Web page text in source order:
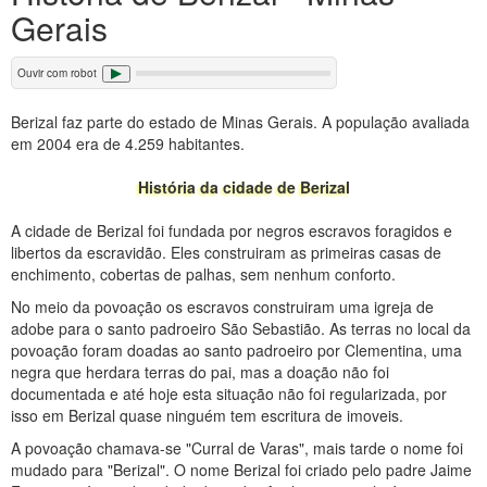
Gerais
Ouvir com robot
Berizal faz parte do estado de Minas Gerais. A população avaliada
em 2004 era de 4.259 habitantes.
História da cidade de Berizal
A cidade de Berizal foi fundada por negros escravos foragidos e
libertos da escravidão. Eles construiram as primeiras casas de
enchimento, cobertas de palhas, sem nenhum conforto.
No meio da povoação os escravos construiram uma igreja de
adobe para o santo padroeiro São Sebastião. As terras no local da
povoação foram doadas ao santo padroeiro por Clementina, uma
negra que herdara terras do pai, mas a doação não foi
documentada e até hoje esta situação não foi regularizada, por
isso em Berizal quase ninguém tem escritura de imoveis.
A povoação chamava-se "Curral de Varas", mais tarde o nome foi
mudado para "Berizal". O nome Berizal foi criado pelo padre Jaime